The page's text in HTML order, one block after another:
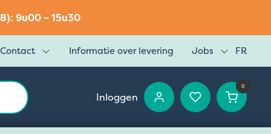
9u00 – 15u30
Contact Informatie over levering Jobs FR
Inloggen
0